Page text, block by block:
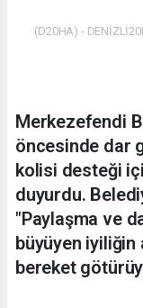
(D20HA) -
Merkezefendi
öncesinde dar
kolisi desteği
duyurdu.
"Paylaşma ve
büyüyen iyiliğin
bereket